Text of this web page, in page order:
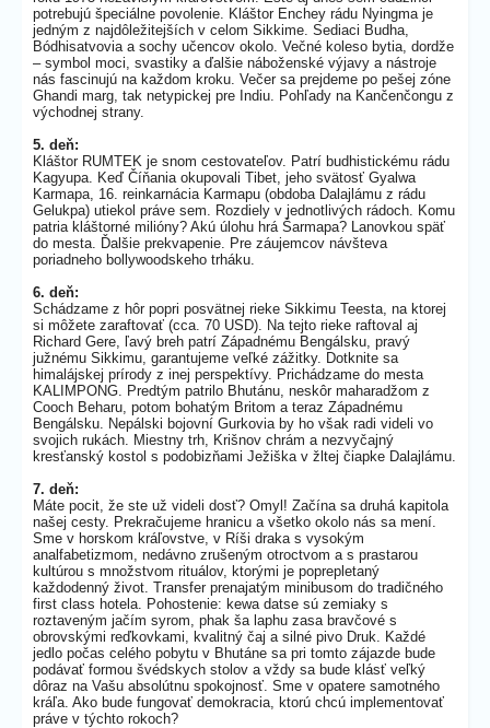
potrebujú špeciálne povolenie. Kláštor Enchey rádu Nyingma je
jedným z najdôležitejších v celom Sikkime. Sediaci Budha,
Bódhisatvovia a sochy učencov okolo. Večné koleso bytia, dordže
– symbol moci, svastiky a ďalšie náboženské výjavy a nástroje
nás fascinujú na každom kroku. Večer sa prejdeme po pešej zóne
Ghandi marg, tak netypickej pre Indiu. Pohľady na Kančenčongu z
východnej strany.
5. deň:
Kláštor RUMTEK je snom cestovateľov. Patrí budhistickému rádu
Kagyupa. Keď Číňania okupovali Tibet, jeho svätosť Gyalwa
Karmapa, 16. reinkarnácia Karmapu (obdoba Dalajlámu z rádu
Gelukpa) utiekol práve sem. Rozdiely v jednotlivých rádoch. Komu
patria kláštorné milióny? Akú úlohu hrá Šarmapa? Lanovkou späť
do mesta. Ďalšie prekvapenie. Pre záujemcov návšteva
poriadneho bollywoodskeho trháku.
6. deň:
Schádzame z hôr popri posvätnej rieke Sikkimu Teesta, na ktorej
si môžete zaraftovať (cca. 70 USD). Na tejto rieke raftoval aj
Richard Gere, ľavý breh patrí Západnému Bengálsku, pravý
južnému Sikkimu, garantujeme veľké zážitky. Dotknite sa
himalájskej prírody z inej perspektívy. Prichádzame do mesta
KALIMPONG. Predtým patrilo Bhutánu, neskôr maharadžom z
Cooch Beharu, potom bohatým Britom a teraz Západnému
Bengálsku. Nepálski bojovní Gurkovia by ho však radi videli vo
svojich rukách. Miestny trh, Krišnov chrám a nezvyčajný
kresťanský kostol s podobizňami Ježiška v žltej čiapke Dalajlámu.
7. deň:
Máte pocit, že ste už videli dosť? Omyl! Začína sa druhá kapitola
našej cesty. Prekračujeme hranicu a všetko okolo nás sa mení.
Sme v horskom kráľovstve, v Ríši draka s vysokým
analfabetizmom, nedávno zrušeným otroctvom a s prastarou
kultúrou s množstvom rituálov, ktorými je poprepletaný
každodenný život. Transfer prenajatým minibusom do tradičného
first class hotela. Pohostenie: kewa datse sú zemiaky s
roztaveným jačím syrom, phak ša laphu zasa bravčové s
obrovskými reďkovkami, kvalitný čaj a silné pivo Druk. Každé
jedlo počas celého pobytu v Bhutáne sa pri tomto zájazde bude
podávať formou švédskych stolov a vždy sa bude klásť veľký
dôraz na Vašu absolútnu spokojnosť. Sme v opatere samotného
kráľa. Ako bude fungovať demokracia, ktorú chcú implementovať
práve v týchto rokoch?